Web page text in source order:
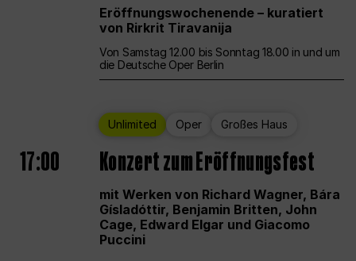
Eröffnungswochenende – kuratiert
von Rirkrit Tiravanija
Von Samstag 12.00 bis Sonntag 18.00 in und um
die Deutsche Oper Berlin
Unlimited Oper Großes Haus
17:00 Konzert zum Eröffnungsfest
mit Werken von Richard Wagner, Bára
Gísladóttir, Benjamin Britten, John
Cage, Edward Elgar und Giacomo
Puccini